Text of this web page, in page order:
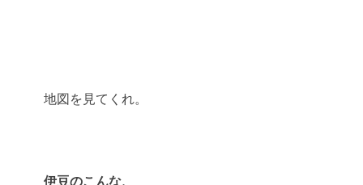
地図を見てくれ。
伊豆のこんな、